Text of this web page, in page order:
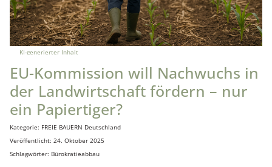
KI-generierter Inhalt
EU-Kommission will Nachwuchs in
der Landwirtschaft fördern – nur
ein Papiertiger?
Details
Kategorie: FREIE BAUERN Deutschland
Veröffentlicht: 24. Oktober 2025
Schlagwörter: Bürokratieabbau